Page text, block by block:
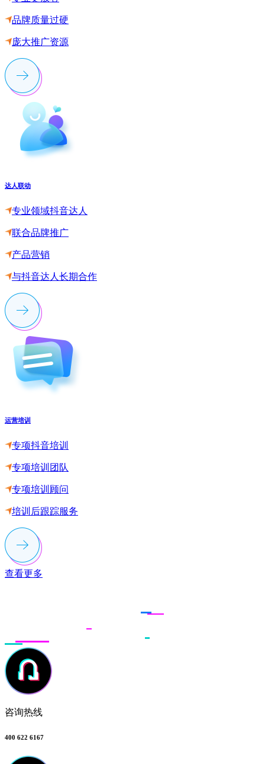
品牌质量过硬
庞大推广资源
达人联动
专业领域抖音达人
联合品牌推广
产品营销
与抖音达人长期合作
运营培训
专项抖音培训
专项培训团队
专项培训顾问
培训后跟踪服务
查看更多
咨询热线
400 622 6167